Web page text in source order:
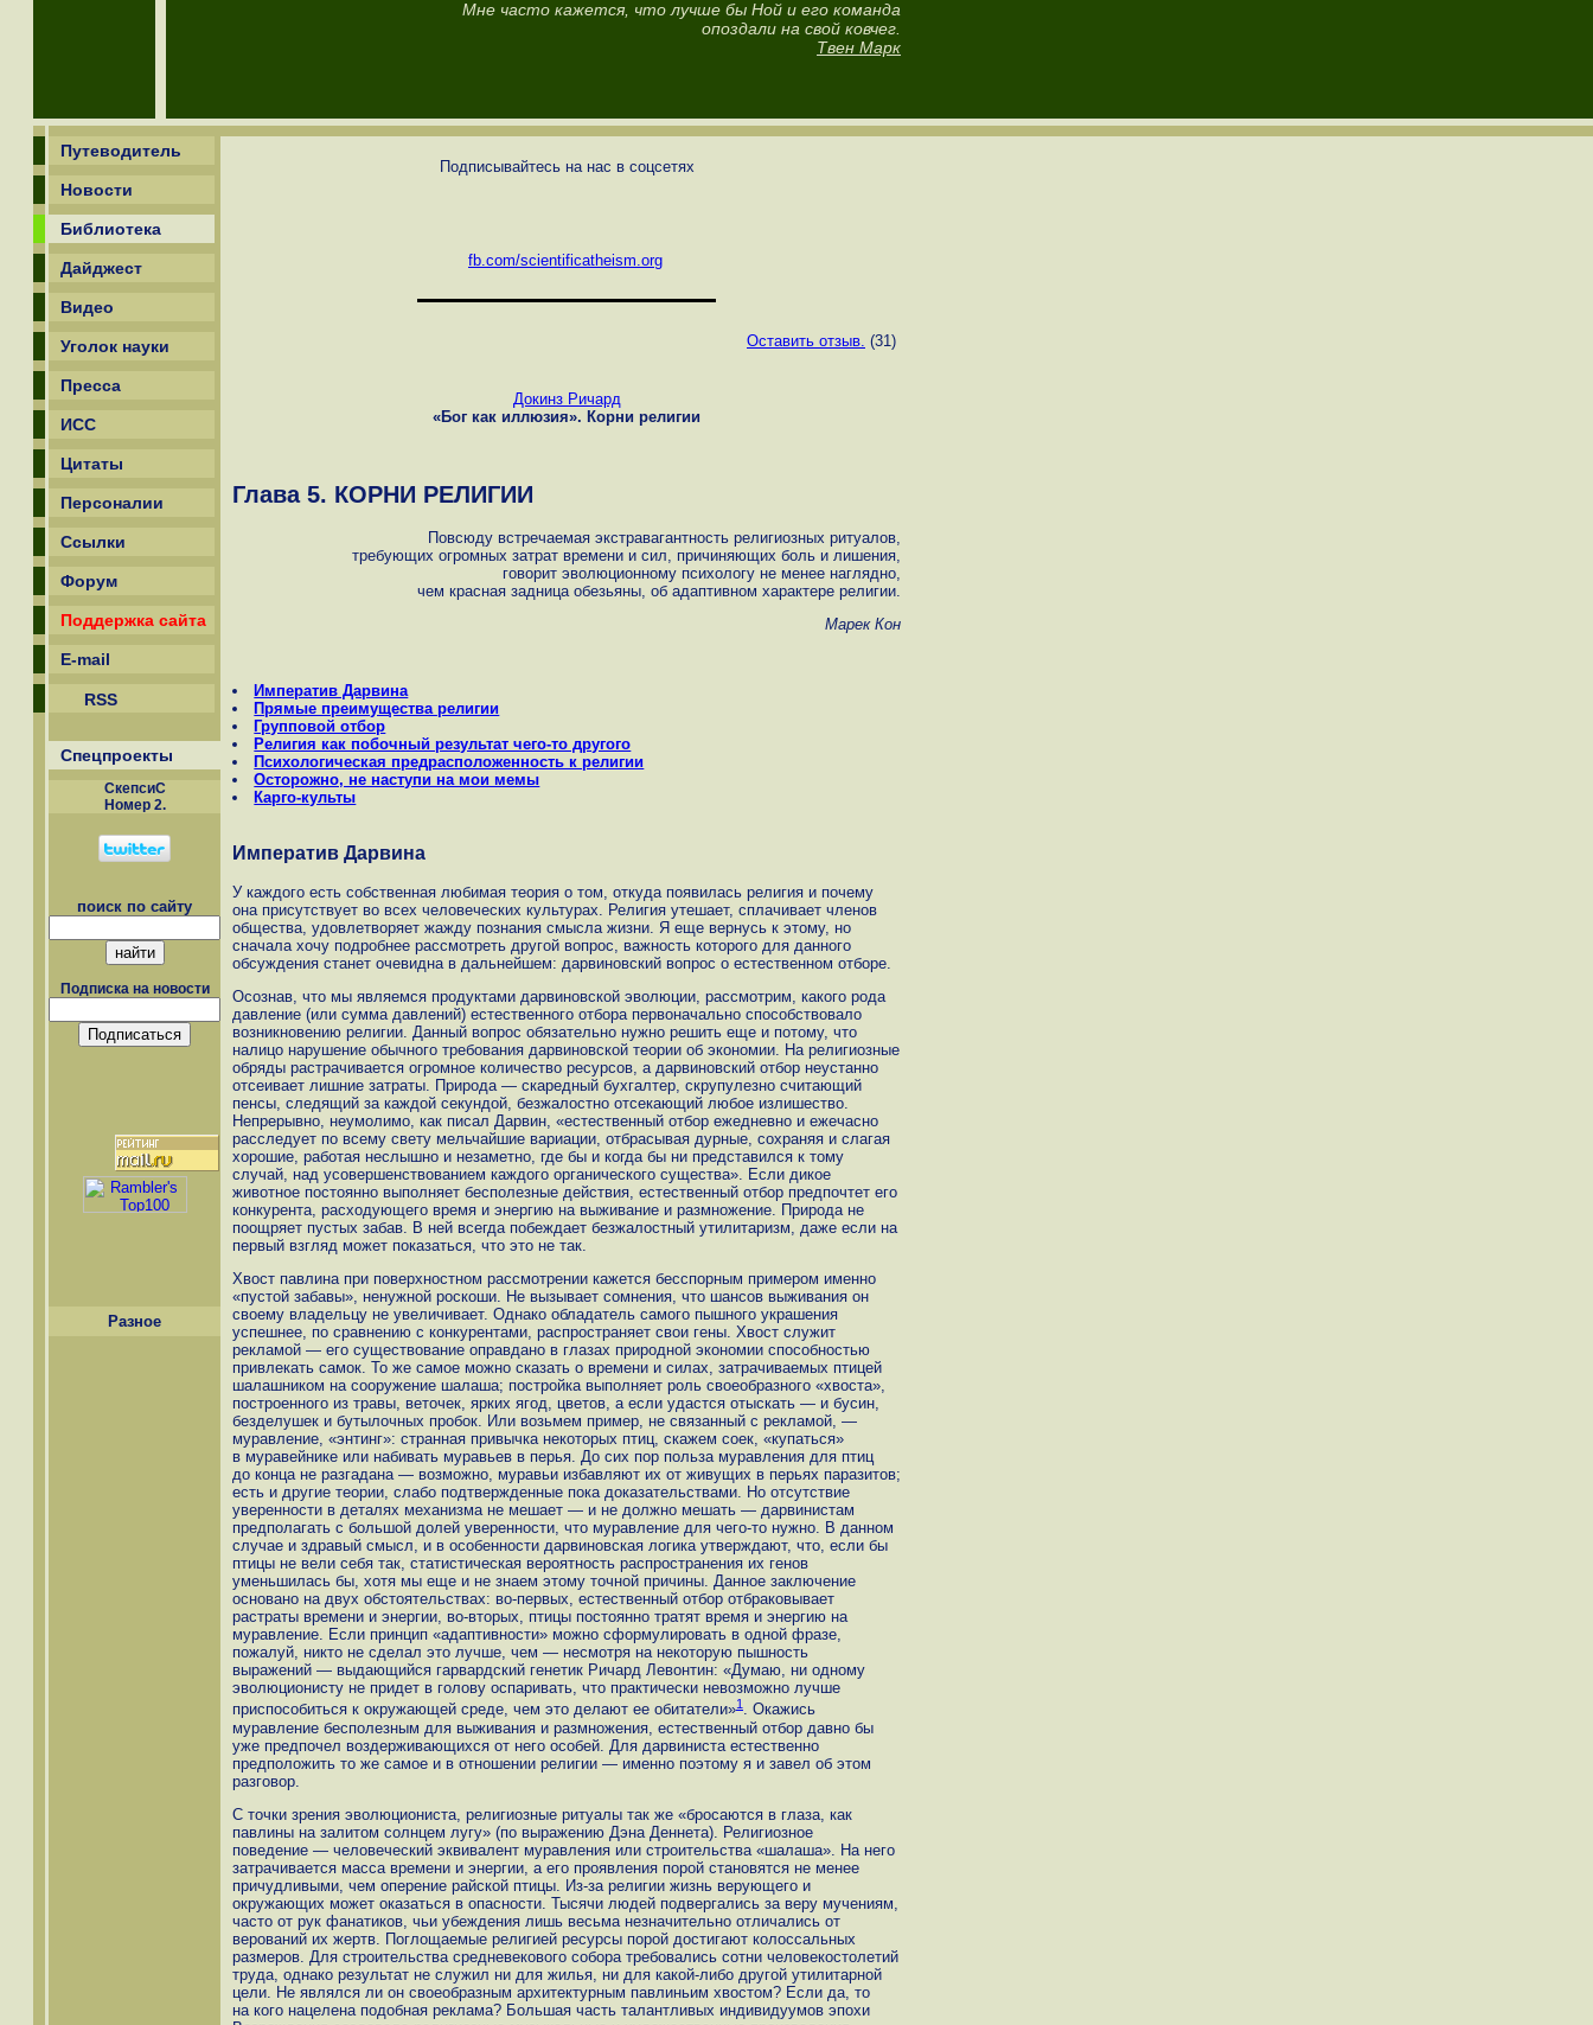
Мне часто кажется, что лучше бы Ной и его команда
опоздали на свой ковчег.
Твен Марк
Путеводитель
Новости
Библиотека
Дайджест
Видео
Уголок науки
Пресса
ИСС
Цитаты
Персоналии
Ссылки
Форум
Поддержка сайта
E-mail
RSS
Спецпроекты
СкепсиС
Номер 2.
поиск по сайту
Подписка на новости
Разное
Подписывайтесь на нас в соцсетях
fb.com/scientificatheism.org
Оставить отзыв. (31)
Докинз Ричард
«Бог как иллюзия». Корни религии
Глава 5. КОРНИ РЕЛИГИИ
Повсюду встречаемая экстравагантность религиозных ритуалов,
требующих огромных затрат времени и сил, причиняющих боль и лишения,
говорит эволюционному психологу не менее наглядно,
чем красная задница обезьяны, об адаптивном характере религии.
Марек Кон
Императив Дарвина
Прямые преимущества религии
Групповой отбор
Религия как побочный результат чего-то другого
Психологическая предрасположенность к религии
Осторожно, не наступи на мои мемы
Карго-культы
Императив Дарвина
У каждого есть собственная любимая теория о том, откуда появилась религия и почему
она присутствует во всех человеческих культурах. Религия утешает, сплачивает членов
общества, удовлетворяет жажду познания смысла жизни. Я еще вернусь к этому, но
сначала хочу подробнее рассмотреть другой вопрос, важность которого для данного
обсуждения станет очевидна в дальнейшем: дарвиновский вопрос о естественном отборе.
Осознав, что мы являемся продуктами дарвиновской эволюции, рассмотрим, какого рода
давление (или сумма давлений) естественного отбора первоначально способствовало
возникновению религии. Данный вопрос обязательно нужно решить еще и потому, что
налицо нарушение обычного требования дарвиновской теории об экономии. На религиозные
обряды растрачивается огромное количество ресурсов, а дарвиновский отбор неустанно
отсеивает лишние затраты. Природа — скаредный бухгалтер, скрупулезно считающий
пенсы, следящий за каждой секундой, безжалостно отсекающий любое излишество.
Непрерывно, неумолимо, как писал Дарвин, «естественный отбор ежедневно и ежечасно
расследует по всему свету мельчайшие вариации, отбрасывая дурные, сохраняя и слагая
хорошие, работая неслышно и незаметно, где бы и когда бы ни представился к тому
случай, над усовершенствованием каждого органического существа». Если дикое
животное постоянно выполняет бесполезные действия, естественный отбор предпочтет его
конкурента, расходующего время и энергию на выживание и размножение. Природа не
поощряет пустых забав. В ней всегда побеждает безжалостный утилитаризм, даже если на
первый взгляд может показаться, что это не так.
Хвост павлина при поверхностном рассмотрении кажется бесспорным примером именно
«пустой забавы», ненужной роскоши. Не вызывает сомнения, что шансов выживания он
своему владельцу не увеличивает. Однако обладатель самого пышного украшения
успешнее, по сравнению с конкурентами, распространяет свои гены. Хвост служит
рекламой — его существование оправдано в глазах природной экономии способностью
привлекать самок. То же самое можно сказать о времени и силах, затрачиваемых птицей
шалашником на сооружение шалаша; постройка выполняет роль своеобразного «хвоста»,
построенного из травы, веточек, ярких ягод, цветов, а если удастся отыскать — и бусин,
безделушек и бутылочных пробок. Или возьмем пример, не связанный с рекламой, —
муравление, «энтинг»: странная привычка некоторых птиц, скажем соек, «купаться»
в муравейнике или набивать муравьев в перья. До сих пор польза муравления для птиц
до конца не разгадана — возможно, муравьи избавляют их от живущих в перьях паразитов;
есть и другие теории, слабо подтвержденные пока доказательствами. Но отсутствие
уверенности в деталях механизма не мешает — и не должно мешать — дарвинистам
предполагать с большой долей уверенности, что муравление для чего-то нужно. В данном
случае и здравый смысл, и в особенности дарвиновская логика утверждают, что, если бы
птицы не вели себя так, статистическая вероятность распространения их генов
уменьшилась бы, хотя мы еще и не знаем этому точной причины. Данное заключение
основано на двух обстоятельствах: во-первых, естественный отбор отбраковывает
растраты времени и энергии, во-вторых, птицы постоянно тратят время и энергию на
муравление. Если принцип «адаптивности» можно сформулировать в одной фразе,
пожалуй, никто не сделал это лучше, чем — несмотря на некоторую пышность
выражений — выдающийся гарвардский генетик Ричард Левонтин: «Думаю, ни одному
эволюционисту не придет в голову оспаривать, что практически невозможно лучше
приспособиться к окружающей среде, чем это делают ее обитатели»1 . Окажись
муравление бесполезным для выживания и размножения, естественный отбор давно бы
уже предпочел воздерживающихся от него особей. Для дарвиниста естественно
предположить то же самое и в отношении религии — именно поэтому я и завел об этом
разговор.
С точки зрения эволюциониста, религиозные ритуалы так же «бросаются в глаза, как
павлины на залитом солнцем лугу» (по выражению Дэна Деннета). Религиозное
поведение — человеческий эквивалент муравления или строительства «шалаша». На него
затрачивается масса времени и энергии, а его проявления порой становятся не менее
причудливыми, чем оперение райской птицы. Из-за религии жизнь верующего и
окружающих может оказаться в опасности. Тысячи людей подвергались за веру мучениям,
часто от рук фанатиков, чьи убеждения лишь весьма незначительно отличались от
верований их жертв. Поглощаемые религией ресурсы порой достигают колоссальных
размеров. Для строительства средневекового собора требовались сотни человекостолетий
труда, однако результат не служил ни для жилья, ни для какой-либо другой утилитарной
цели. Не являлся ли он своеобразным архитектурным павлиньим хвостом? Если да, то
на кого нацелена подобная реклама? Большая часть талантливых индивидуумов эпохи